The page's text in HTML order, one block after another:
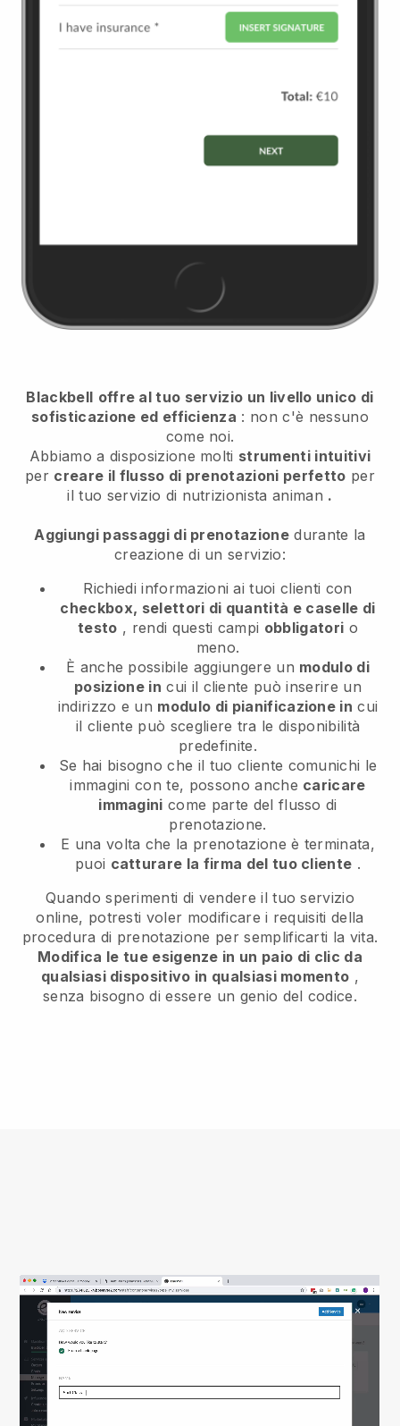
Blackbell offre al tuo servizio un livello unico di
sofisticazione ed efficienza : non c'è nessuno
come noi.
Abbiamo a disposizione molti strumenti intuitivi
per creare il flusso di prenotazioni perfetto per
il tuo servizio di nutrizionista animan .
Aggiungi passaggi di prenotazione durante la
creazione di un servizio:
Richiedi informazioni ai tuoi clienti con
checkbox, selettori di quantità e caselle di
testo , rendi questi campi obbligatori o
meno.
È anche possibile aggiungere un modulo di
posizione in cui il cliente può inserire un
indirizzo e un modulo di pianificazione in cui
il cliente può scegliere tra le disponibilità
predefinite.
Se hai bisogno che il tuo cliente comunichi le
immagini con te, possono anche caricare
immagini come parte del flusso di
prenotazione.
E una volta che la prenotazione è terminata,
puoi catturare la firma del tuo cliente .
Quando sperimenti di vendere il tuo servizio
online, potresti voler modificare i requisiti della
procedura di prenotazione per semplificarti la vita.
Modifica le tue esigenze in un paio di clic da
qualsiasi dispositivo in qualsiasi momento ,
senza bisogno di essere un genio del codice.